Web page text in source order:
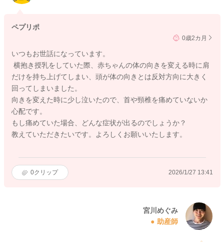
ペプリポ
0歳2カ月
いつもお世話になっています。
横抱き授乳をしていた際、赤ちゃんの体の向きを変える時に肩
だけを持ち上げてしまい、頭が体の向きとは反対方向に大きく
回ってしまいました。
向きを変えた時に少し泣いたので、首や頸椎を痛めていないか
心配です。
もし痛めていた場合、どんな症状が出るのでしょうか？
教えていただきたいです。よろしくお願いいたします。
0クリップ 2026/1/27 13:41
宮川めぐみ
助産師